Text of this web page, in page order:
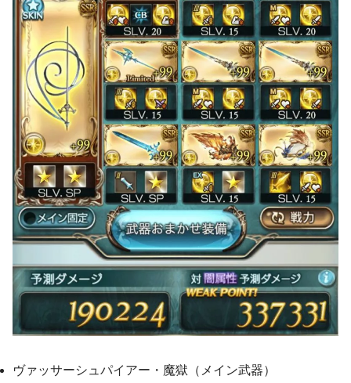
ヴァッサーシュパイアー・魔獄（メイン武器）